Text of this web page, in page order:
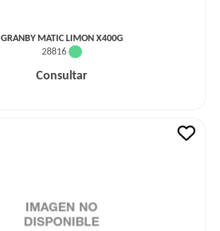
GRANBY MATIC LIMON X400G
28816
Consultar